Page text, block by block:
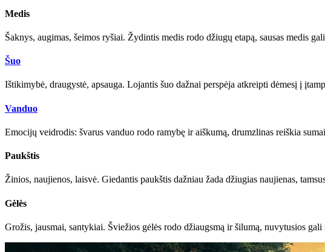
Medis
Šaknys, augimas, šeimos ryšiai. Žydintis medis rodo džiugų etapą, sausas medis
Šuo
Ištikimybė, draugystė, apsauga. Lojantis šuo dažnai perspėja atkreipti dėmesį į
Vanduo
Emocijų veidrodis: švarus vanduo rodo ramybę ir aiškumą, drumzlinas reiškia
Paukštis
Žinios, naujienos, laisvė. Giedantis paukštis dažniau žada džiugias naujienas,
Gėlės
Grožis, jausmai, santykiai. Šviežios gėlės rodo džiaugsmą ir šilumą, nuvytusios